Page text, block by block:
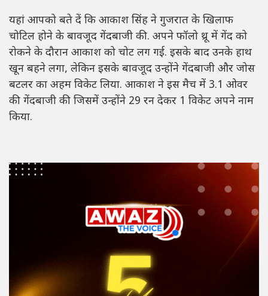
यहां आपको बते दें कि आकाश सिंह ने गुजरात के खिलाफ
चोटिल होने के बावजूद गेंदबाजी की. अपने फॉलो थ्रू में गेंद को
रोकने के दौरान आकाश को चोट लग गई. इसके बाद उनके हाथ
खून बहने लगा, लेकिन इसके बावजूद उन्होंने गेंदबाजी और जोस
बटलर का अहम विकेट लिया. आकाश ने इस मैच में 3.1 ओवर
की गेंदबाजी की जिसमें उन्होंने 29 रन देकर 1 विकेट अपने नाम
किया.